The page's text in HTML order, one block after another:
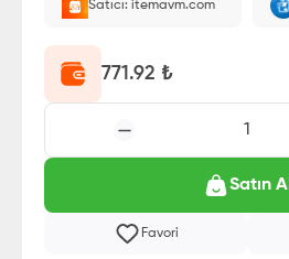
E-Pin olarak yüklenir.
Satıcı: itemavm.com
771.92 ₺
1
Satın Al
Favori